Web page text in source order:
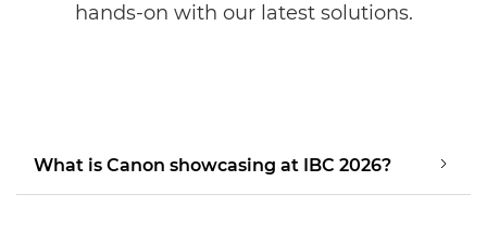
hands-on with our latest solutions.
What is Canon showcasing at IBC 2026?